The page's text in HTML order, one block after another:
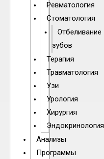
Ревматология
Стоматология
Отбеливание
зубов
Терапия
Травматология
Узи
Урология
Хирургия
Эндокринология
Анализы
Программы